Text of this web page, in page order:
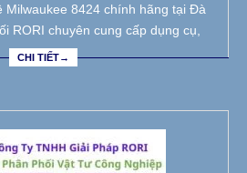
Milwaukee 8424 chính hãng tại Đà
RORI chuyên cung cấp dụng cụ,
CHI TIẾT→